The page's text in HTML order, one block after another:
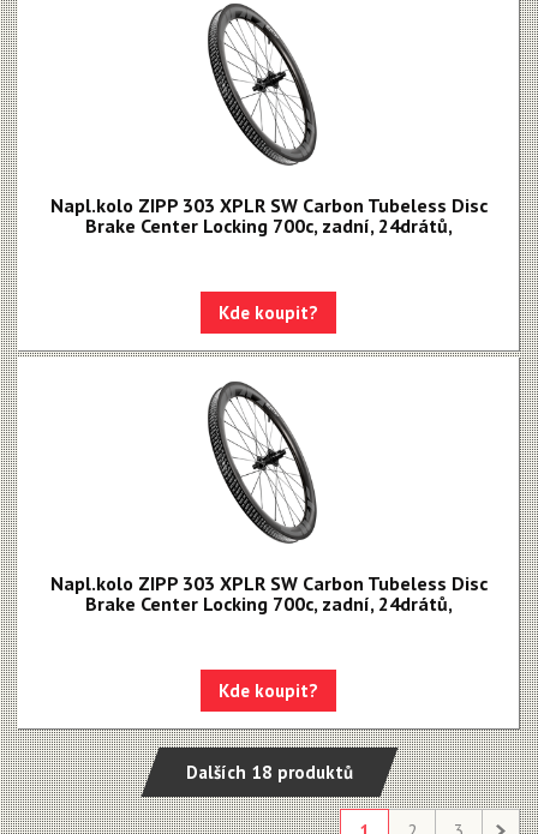
Napl.kolo ZIPP 303 XPLR SW Carbon Tubeless Disc
Brake Center Locking 700c, zadní, 24drátů,
Kde koupit?
Napl.kolo ZIPP 303 XPLR SW Carbon Tubeless Disc
Brake Center Locking 700c, zadní, 24drátů,
Kde koupit?
Dalších 18 produktů